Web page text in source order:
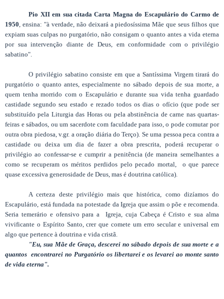
Pio XII em sua citada Carta Magna do Escapulário do Carmo de
1950 , ensina: "à verdade, não deixará a piedosíssima Mãe que seus filhos que
expiam suas culpas no purgatório, não consigam o quanto antes a vida eterna
por sua intervenção diante de Deus, em conformidade com o privilégio
sabatino".
O privilégio sabatino consiste em que a Santíssima Virgem tirará do
purgatório o quanto antes, especialmente no sábado depois de sua morte, a
quem tenha morrido com o Escapulário e durante sua vida tenha guardado
castidade segundo seu estado e rezado todos os dias o ofício (que pode ser
substituído pela Liturgia das Horas ou pela abstinência de carne nas quartas-
feiras e sábados, ou um sacerdote com faculdade para isso, o pode comutar por
outra obra piedosa, v.gr. a oração diária do Terço). Se uma pessoa peca contra a
castidade ou deixa um dia de fazer a obra prescrita, poderá recuperar o
privilégio ao confessar-se e cumprir a penitência (de maneira semelhantes a
como se recuperam os méritos perdidos pelo pecado mortal, o que parece
quase excessiva generosidade de Deus, mas é doutrina católica).
A certeza deste privilégio mais que histórica, como dizíamos do
Escapulário, está fundada na potestade da Igreja que assim o põe e recomenda.
Seria temerário e ofensivo para a Igreja, cuja Cabeça é Cristo e sua alma
vivificante o Espírito Santo, crer que comete um erro secular e universal em
algo que pertence à doutrina e vida cristã.
"Eu, sua Mãe de Graça, descerei no sábado depois de sua morte e a
quantos encontrarei no Purgatório os libertarei e os levarei ao monte santo
de vida eterna".